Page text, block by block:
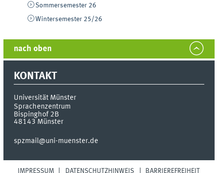
Sommersemester 26
Wintersemester 25/26
nach oben
KONTAKT
Universität Münster
Sprachenzentrum
Bispinghof 2B
48143 Münster
spzmail@uni-muenster.de
IMPRESSUM DATENSCHUTZHINWEIS BARRIEREFREIHEIT